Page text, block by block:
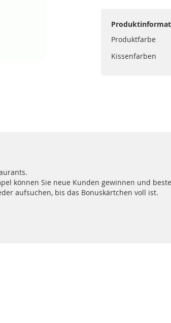
Produktfarbe
Kissenfarben
können Sie neue Kunden gewinnen und
aufsuchen, bis das Bonuskärtchen voll ist.